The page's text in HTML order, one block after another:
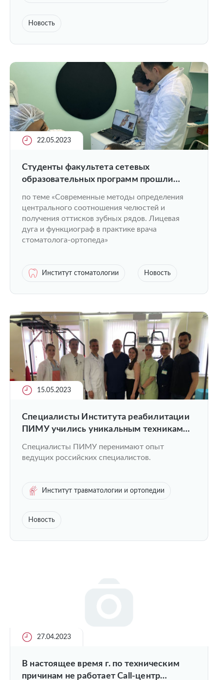
Новость
22.05.2023
Студенты факультета сетевых
образовательных программ прошли
по теме «Современные методы определения
центрального соотношения челюстей и
получения оттисков зубных рядов. Лицевая
дуга и функциограф в практике врача
стоматолога-ортопеда»
Институт стоматологии Новость
15.05.2023
Специалисты Института реабилитации
ПИМУ учились уникальным техникам
пациентами
Специалисты ПИМУ перенимают опыт
ведущих российских специалистов.
Институт травматологии и ортопедии
Новость
27.04.2023
В настоящее время г. по техническим
причинам не работает Call-центр